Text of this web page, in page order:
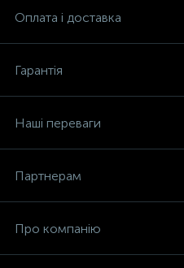
Оплата і доставка
Гарантія
Наші переваги
Партнерам
Про компанію